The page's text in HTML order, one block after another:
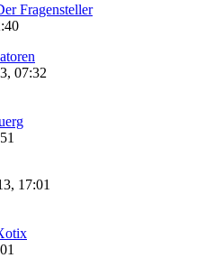
Fragensteller
07:32
17:01